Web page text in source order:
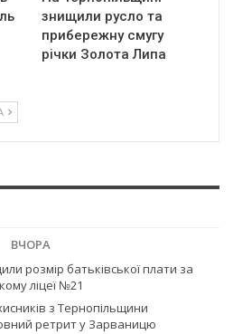
знищили русло та
прибережну смугу
річки Золота Липа
ВЧОРА
розмір батьківської плати за
ліцеї №21
з Тернопільщини
ретрит у Зарваницю